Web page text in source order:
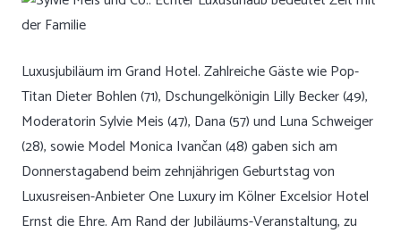
Luxusjubiläum im Grand Hotel. Zahlreiche Gäste wie Pop-
Titan Dieter Bohlen (71), Dschungelkönigin Lilly Becker (49),
Moderatorin Sylvie Meis (47), Dana (57) und Luna Schweiger
(28), sowie Model Monica Ivančan (48) gaben sich am
Donnerstagabend beim zehnjährigen Geburtstag von
Luxusreisen-Anbieter One Luxury im Kölner Excelsior Hotel
Ernst die Ehre. Am Rand der Jubiläums-Veranstaltung, zu